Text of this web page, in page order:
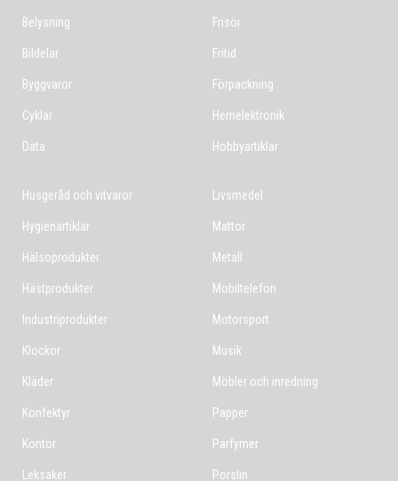
Belysning
Bildelar
Byggvaror
Cyklar
Data
Frisör
Fritid
Förpackning
Hemelektronik
Hobbyartiklar
Husgeråd och vitvaror
Hygienartiklar
Hälsoprodukter
Hästprodukter
Industriprodukter
Klockor
Kläder
Konfektyr
Kontor
Leksaker
Livsmedel
Mattor
Metall
Mobiltelefon
Motorsport
Musik
Möbler och inredning
Papper
Parfymer
Porslin